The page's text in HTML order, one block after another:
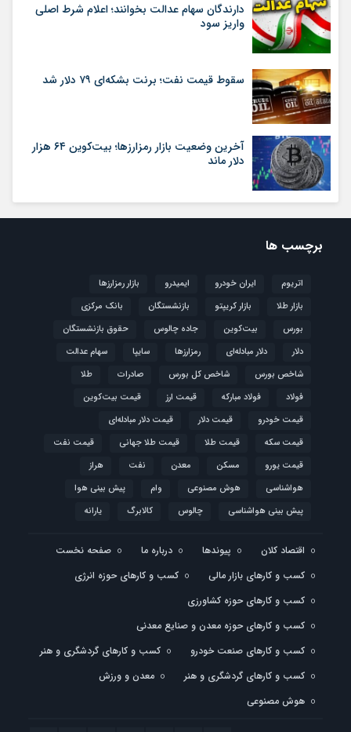
دارندگان سهام عدالت بخوانند؛ اعلام شرط اصلی
واریز سود
سقوط قیمت نفت؛ برنت بشکه‌ای ۷۹ دلار شد
آخرین وضعیت بازار رمزارزها؛ بیت‌کوین ۶۴ هزار
دلار ماند
برچسب ها
اتریوم ایران خودرو ایمیدرو
بازار رمزارزها
بازار طلا
بازار کریپتو بازنشستگان
بانک مرکزی
بورس
بیت‌کوین جاده چالوس
حقوق بازنشستگان
دلار
دلار مبادله‌ای رمزارزها سایپا
سهام عدالت
شاخص بورس
شاخص کل بورس صادرات
طلا
فولاد
فولاد مبارکه قیمت ارز
قیمت بیت‌کوین
قیمت خودرو
قیمت دلار
قیمت دلار مبادله‌ای
قیمت سکه
قیمت طلا قیمت طلا جهانی
قیمت نفت
قیمت یورو
مسکن معدن نفت
هراز
هواشناسی
هوش مصنوعی وام
پیش بینی هوا
پیش بینی هواشناسی
چالوس کالابرگ یارانه
اقتصاد کلان پیوندها درباره ما
صفحه نخست
کسب و کارهای بازار مالی
کسب و کارهای حوزه انرژی
کسب و کارهای حوزه کشاورزی
کسب و کارهای حوزه معدن و صنایع معدنی
کسب و کارهای صنعت خودرو
کسب و کارهای گردشگری و هنر
کسب و کارهای گردشگری و هنر
معدن و ورزش
هوش مصنوعی